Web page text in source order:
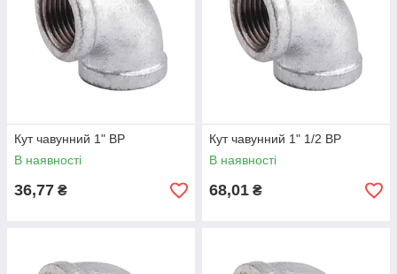
Кут чавунний 1" ВР
В наявності
36,77 ₴
Кут чавунний 1" 1/2 ВР
В наявності
68,01 ₴